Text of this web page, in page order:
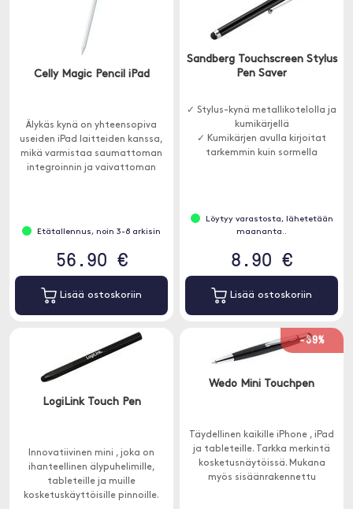
Celly Magic Pencil iPad
Älykäs kynä on yhteensopiva
useiden iPad laitteiden kanssa,
mikä varmistaa saumattoman
integroinnin ja vaivattoman
Etätallennus, noin 3-8 arkisin
56.90 €
Lisää ostoskoriin
Sandberg Touchscreen Stylus
Pen Saver
✓ Stylus-kynä metallikotelolla ja
kumikärjellä
✓ Kumikärjen avulla kirjoitat
tarkemmin kuin sormella
Löytyy varastosta, lähetetään
maananta..
8.90 €
Lisää ostoskoriin
LogiLink Touch Pen
Innovatiivinen mini , joka on
ihanteellinen älypuhelimille,
tableteille ja muille
kosketuskäyttöisille pinnoille.
-39%
Wedo Mini Touchpen
Täydellinen kaikille iPhone , iPad
ja tableteille. Tarkka merkintä
kosketusnäytöissä. Mukana
myös sisäänrakennettu